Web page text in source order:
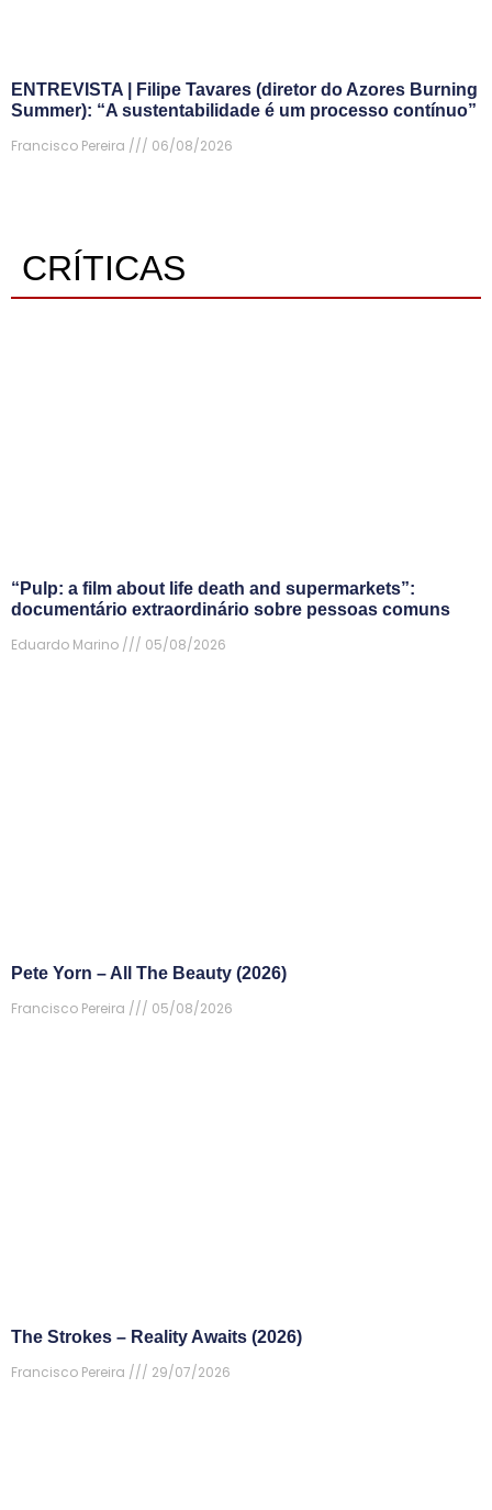
ENTREVISTA | Filipe Tavares (diretor do Azores Burning
Summer): “A sustentabilidade é um processo contínuo”
Francisco Pereira
06/08/2026
CRÍTICAS
“Pulp: a film about life death and supermarkets”:
documentário extraordinário sobre pessoas comuns
Eduardo Marino
05/08/2026
Pete Yorn – All The Beauty (2026)
Francisco Pereira
05/08/2026
The Strokes – Reality Awaits (2026)
Francisco Pereira
29/07/2026